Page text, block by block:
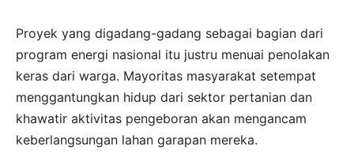
Proyek yang digadang-gadang sebagai bagian dari
program energi nasional itu justru menuai penolakan
keras dari warga. Mayoritas masyarakat setempat
menggantungkan hidup dari sektor pertanian dan
khawatir aktivitas pengeboran akan mengancam
keberlangsungan lahan garapan mereka.